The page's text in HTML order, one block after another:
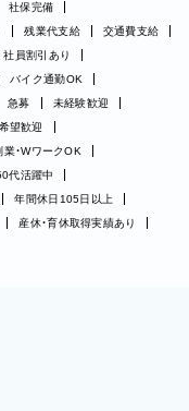
社保完備
残業代支給
交通費支給
社員割引あり
バイク通勤OK
急募
未経験歓迎
望歓迎
業・WワークOK
代活躍中
年間休日105日以上
産休・育休取得実績あり